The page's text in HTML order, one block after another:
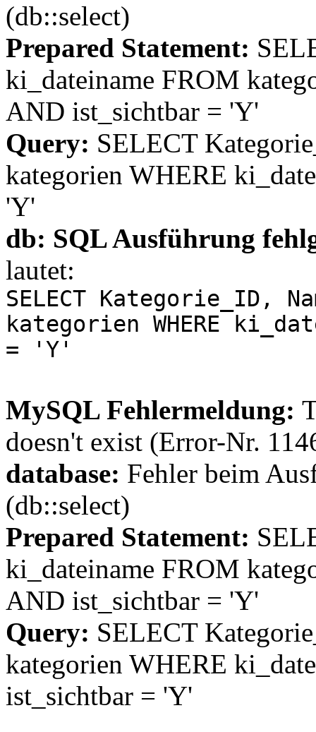
(db::select)
Prepared Statement:
ki_dateiname FROM
AND ist_sichtbar = 'Y'
Query: SELECT
kategorien WHERE
'Y'
db: SQL Ausführung
lautet:
SELECT Kategorie_ID,
kategorien WHERE
= 'Y'
MySQL Fehlermeldung:
doesn't exist (Error-Nr.
database: Fehler beim
(db::select)
Prepared Statement:
ki_dateiname FROM
AND ist_sichtbar = 'Y'
Query: SELECT
kategorien WHERE
ist_sichtbar = 'Y'